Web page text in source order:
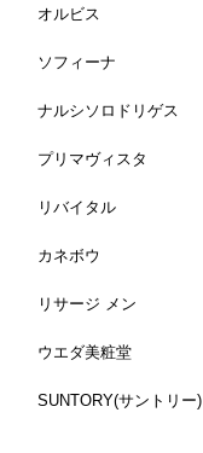
オルビス
ソフィーナ
ナルシソロドリゲス
プリマヴィスタ
リバイタル
カネボウ
リサージ メン
ウエダ美粧堂
SUNTORY(サントリー)